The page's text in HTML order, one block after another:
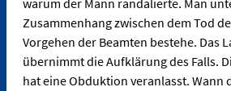
warum der Mann randalierte. Man
Zusammenhang zwischen dem Tod
Vorgehen der Beamten bestehe. Das
übernimmt die Aufklärung des Falls.
hat eine Obduktion veranlasst. Wann